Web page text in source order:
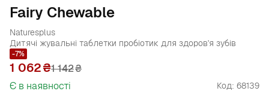
Fairy Chewable
Naturesplus
Дитячі жувальні таблетки пробіотик для здоров'я зубів
-7%
1 062 1 142₴
Є в наявності
Код: 68139